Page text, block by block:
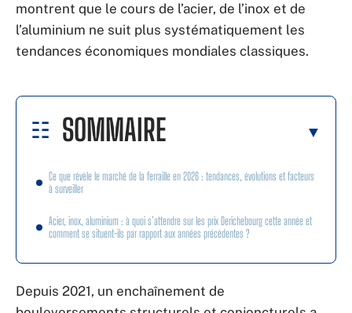
montrent que le cours de l’acier, de l’inox et de
l’aluminium ne suit plus systématiquement les
tendances économiques mondiales classiques.
SOMMAIRE
Ce que révèle le marché de la ferraille en 2026 : tendances, évolutions et facteurs
à surveiller
Acier, inox, aluminium : à quoi s’attendre sur les prix Derichebourg cette année et
comment se situent-ils par rapport aux années précédentes ?
Depuis 2021, un enchaînement de